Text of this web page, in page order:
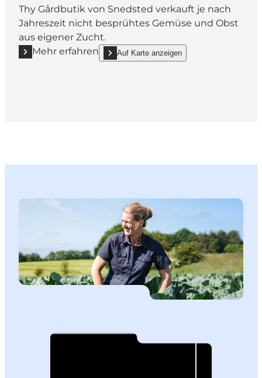
Thy Gårdbutik von Snedsted verkauft je nach
Jahreszeit nicht besprühtes Gemüse und Obst
aus eigener Zucht.
Mehr erfahren
Mehr erfahren "Thy Gårdbutik"
Auf Karte anzeigen
show Thy Gårdbutik on_map